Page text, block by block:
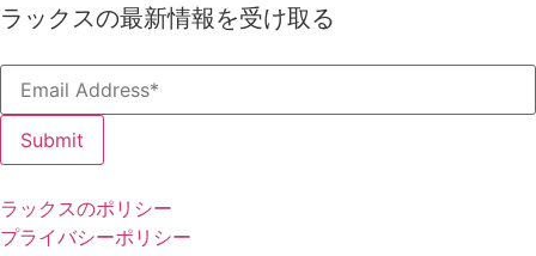
ラックスの最新情報を受け取る
ラックスのポリシー
プライバシーポリシー